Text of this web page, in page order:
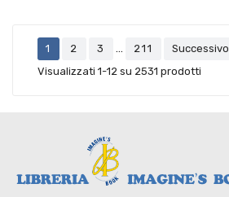
1 2 3 … 211 Successivo
Visualizzati 1-12 su 2531 prodotti